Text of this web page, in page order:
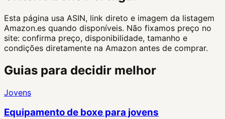
Esta página usa ASIN, link direto e imagem da listagem
Amazon.es quando disponíveis. Não fixamos preço no
site: confirma preço, disponibilidade, tamanho e
condições diretamente na Amazon antes de comprar.
Guias para decidir melhor
Jovens
Equipamento de boxe para jovens